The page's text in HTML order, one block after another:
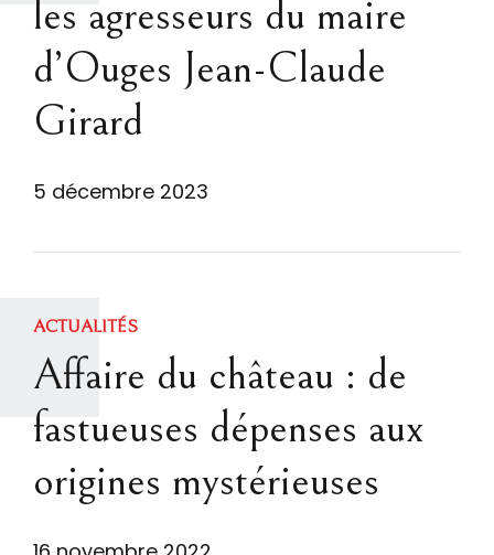
les agresseurs du maire
d’Ouges Jean-Claude
Girard
5 décembre 2023
ACTUALITÉS
Affaire du château : de
fastueuses dépenses aux
origines mystérieuses